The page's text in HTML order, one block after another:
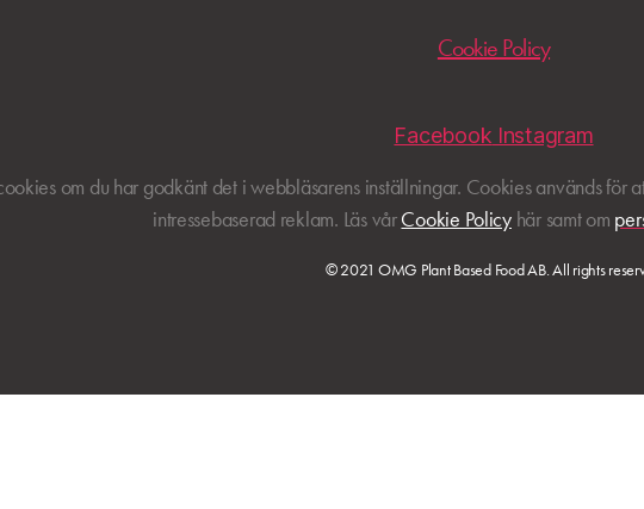
Cookie Policy
Facebook Instagram
om du har godkänt det i webbläsarens inställningar. Cookies används för
intressebaserad reklam. Läs vårCookie Policyhär samt om
© 2021 OMG Plant Based Food AB. All rights